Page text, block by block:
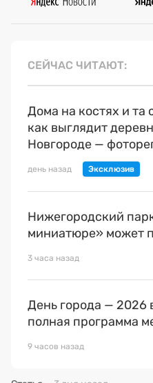
СЕЙЧАС ЧИТАЮТ
Дома на костях и та
как выглядит
Новгороде —
день назад
Нижегородский
миниатюре» может
3 часа назад
День города — 2026
полная программа
9 часов назад